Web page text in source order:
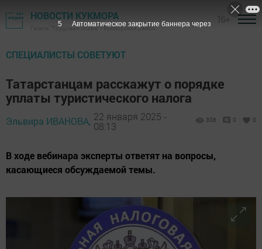
НОВОСТИ КУКМОРА
Газета "Трудовая слава" - Кукморский район
СПЕЦИАЛИСТЫ СОВЕТУЮТ
Татарстанцам расскажут о порядке
уплаты туристического налога
Эльвира ИВАНОВА, 22 января 2025 -
08:13
306 0 0
В ходе вебинара эксперты ответят на вопросы,
касающиеся обсуждаемой темы.
4 Автоматическое закрытие баннера через